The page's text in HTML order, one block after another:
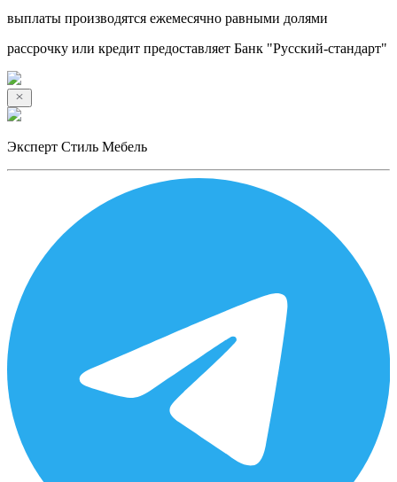
выплаты производятся ежемесячно равными долями
рассрочку или кредит предоставляет Банк "Русский-стандарт"
Эксперт Стиль Мебель